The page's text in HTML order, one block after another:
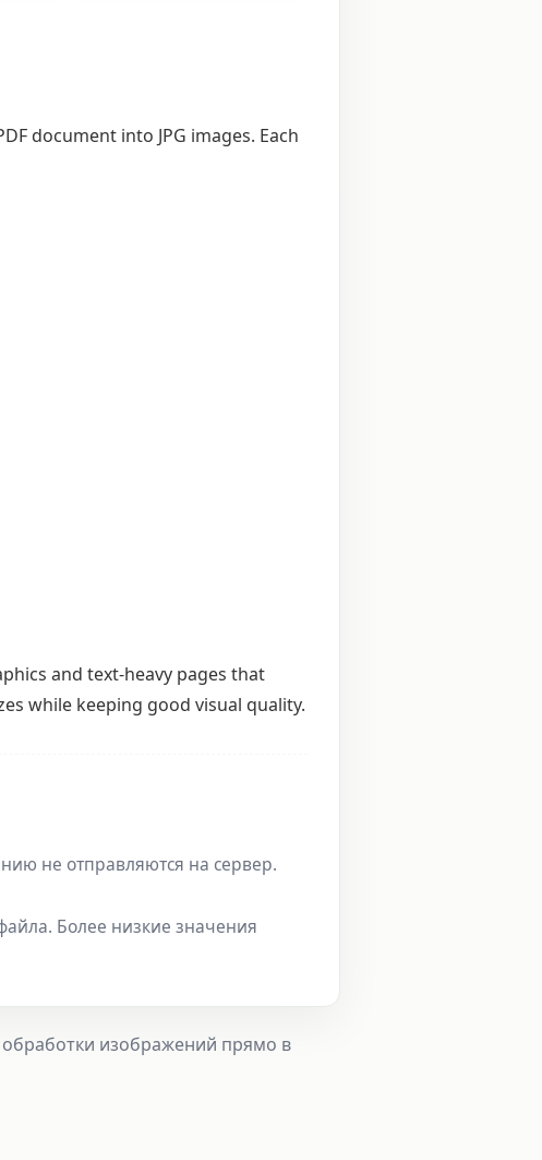
document into JPG images. Each
and text-heavy pages that
while keeping good visual quality.
не отправляются на сервер.
Более низкие значения
обработки изображений прямо в